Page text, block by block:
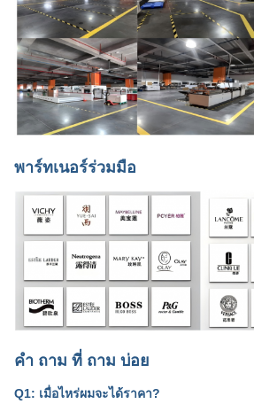
พาร์ทเนอร์ร่วมมือ
คํา ถาม ที่ ถาม บ่อย
Q1: เมื่อไหร่ผมจะได้ราคา?